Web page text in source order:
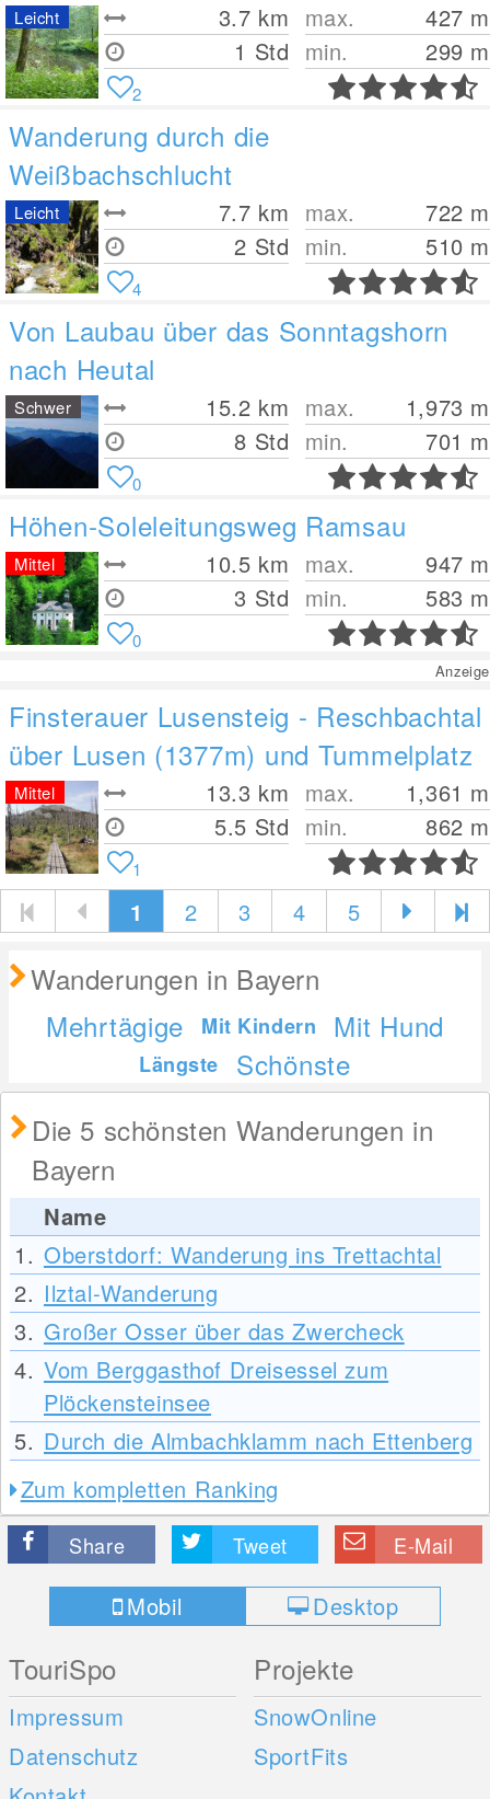
3.7 km
1 Std
max. 427 m
min.
299 m
Leicht
2
Wanderung durch die
Weißbachschlucht
7.7 km
2 Std
max. 722 m
min.
510 m
Leicht
4
Von Laubau über das Sonntagshorn
nach Heutal
15.2 km
8 Std
max. 1,973 m
min.
701 m
Schwer
0
Höhen-Soleleitungsweg Ramsau
10.5 km
3 Std
max. 947 m
min.
583 m
Mittel
0
Anzeige
Finsterauer Lusensteig - Reschbachtal
über Lusen (1377m) und Tummelplatz
13.3 km
5.5 Std
max. 1,361 m
min.
862 m
Mittel
1
1 2 3 4 5
Wanderungen in Bayern
Mehrtägige
Mit Kindern Mit Hund
Längste
Schönste
Die 5 schönsten Wanderungen in
Bayern
Name
1. Oberstdorf: Wanderung ins Trettachtal
2. Ilztal-Wanderung
3. Großer Osser über das Zwercheck
4. Vom Berggasthof Dreisessel zum
Plöckensteinsee
5. Durch die Almbachklamm nach Ettenberg
Zum kompletten Ranking
Share Tweet E-Mail
Mobil Desktop
TouriSpo
Impressum
Datenschutz
Projekte
SnowOnline
SportFits